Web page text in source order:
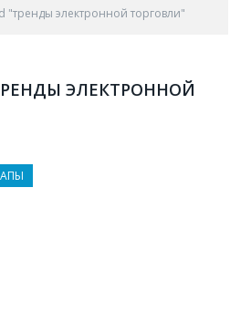
"тренды электронной торговли"
ЭЛЕКТРОННОЙ